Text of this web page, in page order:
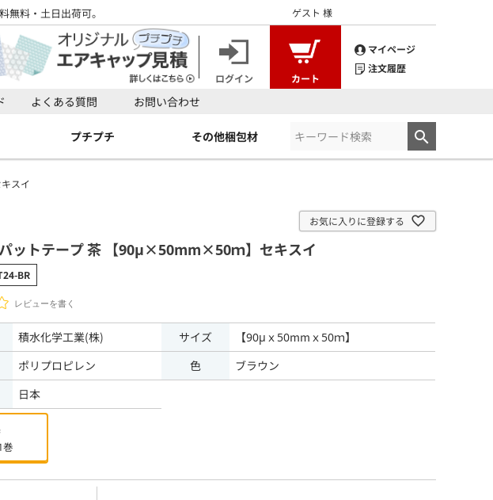
無料・土日出荷可。 ゲスト 様
ログイン カート
マイページ
注文履歴
よくある質問 お問い合わせ
プチプチ その他梱包材
検索
スイ
お気に入りに登録する
ットテープ 茶 【90μ×50mm×50ｍ】セキスイ
BR
レビューを書く
積水化学工業(株) サイズ
【90μｘ50mmｘ50ｍ】
ポリプロピレン 色
ブラウン
日本
巻